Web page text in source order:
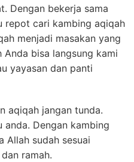
Dengan bekerja sama
repot cari kambing aqiqah
menjadi masakan yang
Anda bisa langsung kami
yayasan dan panti
aqiqah jangan tunda.
anda. Dengan kambing
Allah sudah sesuai
ramah.